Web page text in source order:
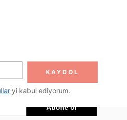
Abone ol
KAYDOL
'yi kabul ediyorum.